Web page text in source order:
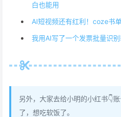
白也能用
AI短视频还有红利！coze书
我用AI写了一个发票批量识
另外，大家去给小明的小红书👇
了，想吃软饭了。